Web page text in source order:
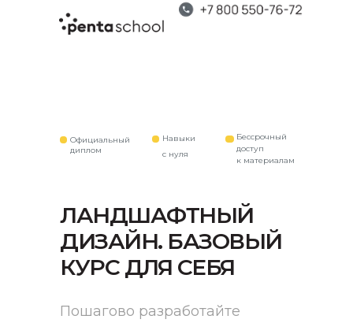
Официальный
диплом
Навыки
с нуля
Бессрочный
доступ
к материалам
ЛАНДШАФТНЫЙ
ДИЗАЙН. БАЗОВЫЙ
КУРС ДЛЯ СЕБЯ
Пошагово разработайте